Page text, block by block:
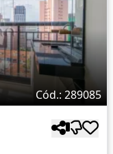
Cód.: 289085